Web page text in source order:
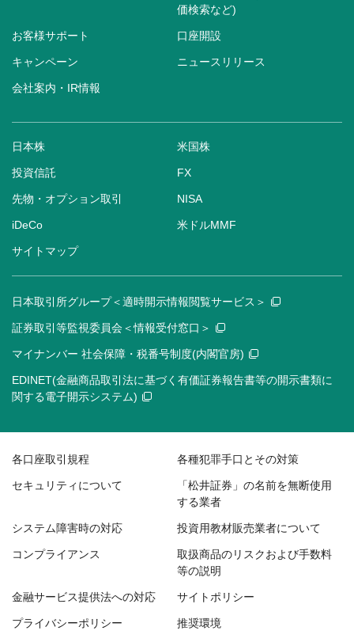
価検索など)
お客様サポート 口座開設
キャンペーン ニュースリリース
会社案内・IR情報
日本株 米国株
投資信託 FX
先物・オプション取引 NISA
iDeCo 米ドルMMF
サイトマップ
日本取引所グループ＜適時開示情報閲覧サービス＞
証券取引等監視委員会＜情報受付窓口＞
マイナンバー 社会保障・税番号制度(内閣官房)
EDINET(金融商品取引法に基づく有価証券報告書等の開示書類に
関する電子開示システム)
各口座取引規程 各種犯罪手口とその対策
セキュリティについて
「松井証券」の名前を無断使用
する業者
システム障害時の対応 投資用教材販売業者について
コンプライアンス
取扱商品のリスクおよび手数料
等の説明
金融サービス提供法への対応 サイトポリシー
プライバシーポリシー 推奨環境